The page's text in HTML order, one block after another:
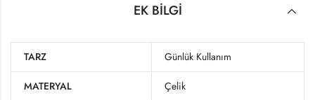
EK BILGI
TARZ Günlük Kullanım
MATERYAL Çelik